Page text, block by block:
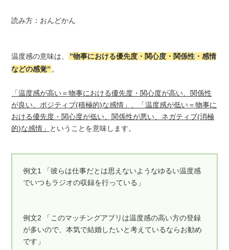
読み方：おんどかん
温度感の意味は、
”物事における優先度・関心度・関係性・感情
などの感覚” 。
「温度感が高い＝物事における優先度・関心度が高い、関係性
が良い、ポジティブ(積極的)な感情」、「温度感が低い＝物事に
おける優先度・関心度が低い、関係性が悪い、ネガティブ(消極
的)な感情」 ということを意味します。
例文1 「彼らは仕事だとは思えないようなゆるい温度感
でいつもラジオの収録を行っている」
例文2 「このマッチングアプリは温度感の高い方の登録
が多いので、本気で結婚したいと考えているならお勧め
です」